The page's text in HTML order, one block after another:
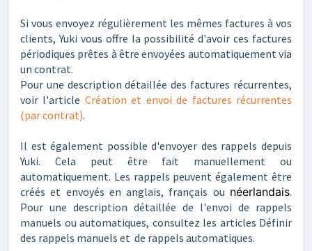
Si vous envoyez régulièrement les mêmes factures à vos
clients, Yuki vous offre la possibilité d'avoir ces factures
périodiques prêtes à être envoyées automatiquement via
un contrat.
Pour une description détaillée des factures récurrentes,
voir l'article Création et envoi de factures récurrentes
(par contrat).
Il est également possible d'envoyer des rappels depuis
Yuki. Cela peut être fait manuellement ou
automatiquement. Les rappels peuvent également être
créés et envoyés en anglais, français ou néerlandais.
Pour une description détaillée de l'envoi de rappels
manuels ou automatiques, consultez les articles Définir
des rappels manuels et de rappels automatiques.